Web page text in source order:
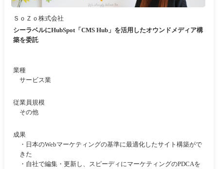
ＳｏＺｏ株式会社
シーラベルにHubSpot「CMS Hub」を活用したオウンドメディア構
築を委託
業種
サービス業
従業員規模
その他
成果
・日本のWebマーケティングの基準に最適化したサイト構築がで
きた
・自社で編集・更新し、スピーディにマーケティングのPDCAを